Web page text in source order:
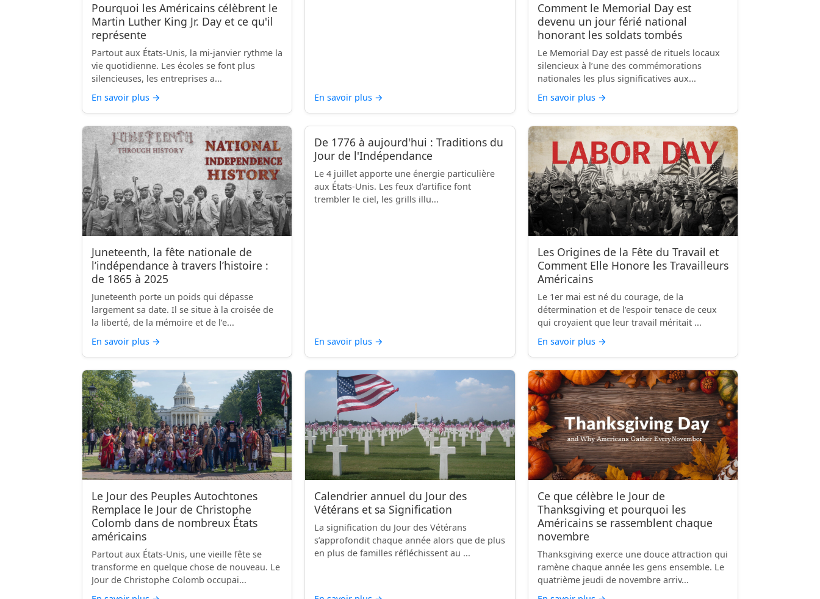
Pourquoi les Américains célèbrent le
Martin Luther King Jr. Day et ce qu'il
représente
Partout aux États-Unis, la mi-janvier rythme la
vie quotidienne. Les écoles se font plus
silencieuses, les entreprises a...
En savoir plus → En savoir plus →
Comment le Memorial Day est
devenu un jour férié national
honorant les soldats tombés
Le Memorial Day est passé de rituels locaux
silencieux à l’une des commémorations
nationales les plus significatives aux...
En savoir plus →
Juneteenth, la fête nationale de
l’indépendance à travers l’histoire :
de 1865 à 2025
Juneteenth porte un poids qui dépasse
largement sa date. Il se situe à la croisée de
la liberté, de la mémoire et de l’e...
En savoir plus →
De 1776 à aujourd'hui : Traditions du
Jour de l'Indépendance
Le 4 juillet apporte une énergie particulière
aux États-Unis. Les feux d'artifice font
trembler le ciel, les grills illu...
En savoir plus →
Les Origines de la Fête du Travail et
Comment Elle Honore les Travailleurs
Américains
Le 1er mai est né du courage, de la
détermination et de l’espoir tenace de ceux
qui croyaient que leur travail méritait ...
En savoir plus →
Le Jour des Peuples Autochtones
Remplace le Jour de Christophe
Colomb dans de nombreux États
américains
Partout aux États-Unis, une vieille fête se
transforme en quelque chose de nouveau. Le
Jour de Christophe Colomb occupai...
Calendrier annuel du Jour des
Vétérans et sa Signification
La signification du Jour des Vétérans
s’approfondit chaque année alors que de plus
en plus de familles réfléchissent au ...
Ce que célèbre le Jour de
Thanksgiving et pourquoi les
Américains se rassemblent chaque
novembre
Thanksgiving exerce une douce attraction qui
ramène chaque année les gens ensemble. Le
quatrième jeudi de novembre arriv...